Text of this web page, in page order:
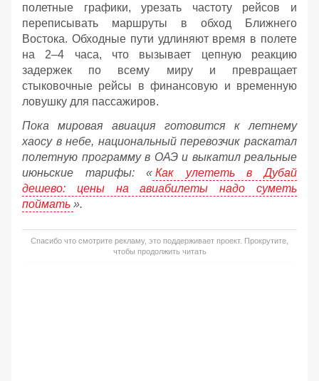
полетные графики, урезать частоту рейсов и
переписывать маршруты в обход Ближнего
Востока. Обходные пути удлиняют время в полете
на 2–4 часа, что вызывает цепную реакцию
задержек по всему миру и превращает
стыковочные рейсы в финансовую и временную
ловушку для пассажиров.
Пока мировая авиация готовится к летнему
хаосу в небе, национальный перевозчик раскатал
полетную программу в ОАЭ и выкатил реальные
июньские тарифы: « Как улететь в Дубай
дешево: цены на авиабилеты надо суметь
поймать ».
Спасибо что смотрите рекламу, это поддерживает проект. Прокрутите,
чтобы продолжить читать